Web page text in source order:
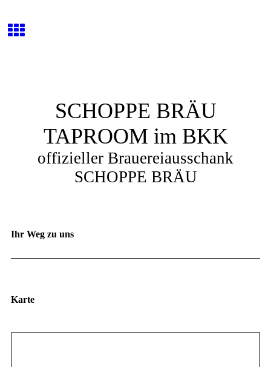
SCHOPPE BRÄU
TAPROOM im BKK
offizieller Brauereiausschank
SCHOPPE BRÄU
Ihr Weg zu uns
Karte